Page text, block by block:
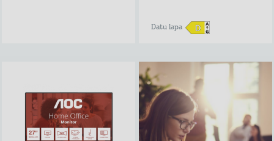
Datu lapa
Viens rūteris un
internets visiem
Lieto rūteri visur,
kur rozete!